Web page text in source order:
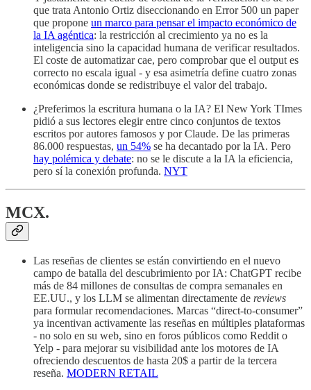
que trata Antonio Ortiz diseccionando en Error 500 un paper
que propone un marco para pensar el impacto económico de
la IA agéntica: la restricción al crecimiento ya no es la
inteligencia sino la capacidad humana de verificar resultados.
El coste de automatizar cae, pero comprobar que el output es
correcto no escala igual - y esa asimetría define cuatro zonas
económicas donde se redistribuye el valor del trabajo.
¿Preferimos la escritura humana o la IA? El New York TImes
pidió a sus lectores elegir entre cinco conjuntos de textos
escritos por autores famosos y por Claude. De las primeras
86.000 respuestas, un 54% se ha decantado por la IA. Pero
hay polémica y debate: no se le discute a la IA la eficiencia,
pero sí la conexión profunda. NYT
MCX.
Las reseñas de clientes se están convirtiendo en el nuevo
campo de batalla del descubrimiento por IA: ChatGPT recibe
más de 84 millones de consultas de compra semanales en
EE.UU., y los LLM se alimentan directamente de reviews
para formular recomendaciones. Marcas “direct-to-consumer”
ya incentivan activamente las reseñas en múltiples plataformas
- no solo en su web, sino en foros públicos como Reddit o
Yelp - para mejorar su visibilidad ante los motores de IA
ofreciendo descuentos de hasta 20$ a partir de la tercera
reseña. MODERN RETAIL